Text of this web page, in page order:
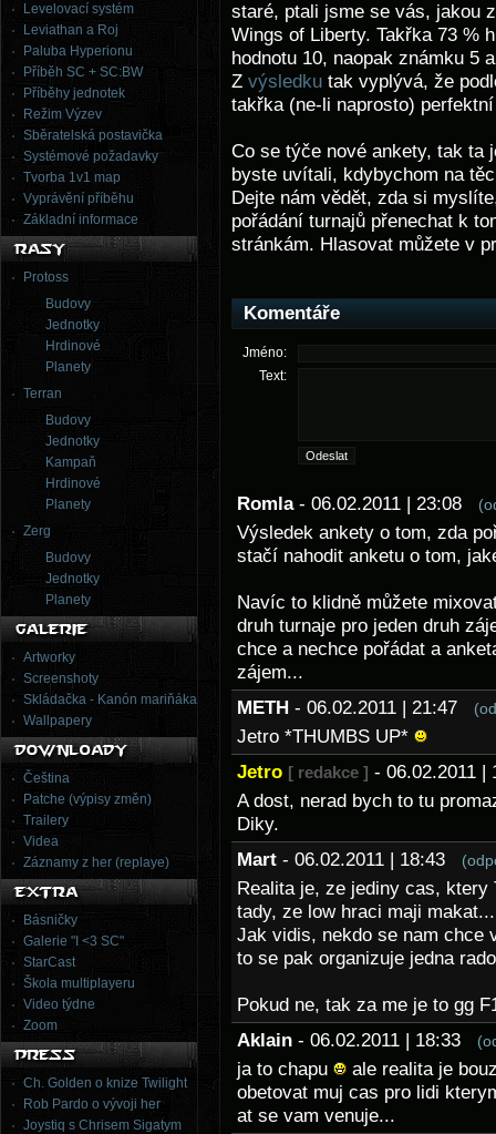
Levelovací systém
Leviathan a Roj
Paluba Hyperionu
Příběh SC + SC:BW
Příběhy jednotek
Režim Výzev
Sběratelská postavička
Systémové požadavky
Tvorba 1v1 map
Vyprávění příběhu
Základní informace
Protoss
Budovy
Jednotky
Hrdinové
Planety
Terran
Budovy
Jednotky
Kampaň
Hrdinové
Planety
Zerg
Budovy
Jednotky
Planety
Artworky
Screenshoty
Skládačka - Kanón mariňáka
Wallpapery
Čeština
Patche (výpisy změn)
Trailery
Videa
Záznamy z her (replaye)
Básničky
Galerie "I <3 SC"
StarCast
Škola multiplayeru
Video týdne
Zoom
Ch. Golden o knize Twilight
Rob Pardo o vývoji her
Joystiq s Chrisem Sigatym
staré, ptali jsme se vás, jakou
Wings of Liberty. Takřka 73 %
hodnotu 10, naopak známku 5
Z výsledku tak vyplývá, že
takřka (ne-li naprosto)
Co se týče nové ankety, tak ta
byste uvítali, kdybychom na
Dejte nám vědět, zda si
pořádání turnajů přenechat k
stránkám. Hlasovat můžete v
Komentáře
Jméno:
Text:
Romla - 06.02.2011 | 23:08
Výsledek ankety o tom, zda
stačí nahodit anketu o tom,
Navíc to klidně můžete
druh turnaje pro jeden druh
chce a nechce pořádat a
zájem...
METH - 06.02.2011 | 21:47
Jetro *THUMBS UP*
Jetro [ redakce ] - 06.02.2011
A dost, nerad bych to tu
Diky.
Mart - 06.02.2011 | 18:43
Realita je, ze jediny cas, ktery
tady, ze low hraci maji
Jak vidis, nekdo se nam chce
to se pak organizuje jedna
Pokud ne, tak za me je to gg
Aklain - 06.02.2011 | 18:33
ja to chapu
ale realita je
obetovat muj cas pro lidi
at se vam venuje...